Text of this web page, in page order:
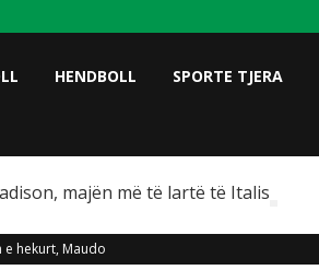
HENDBOLL SPORTE TJERA
majën më të lartë të Italisë
hekurt, Maudo